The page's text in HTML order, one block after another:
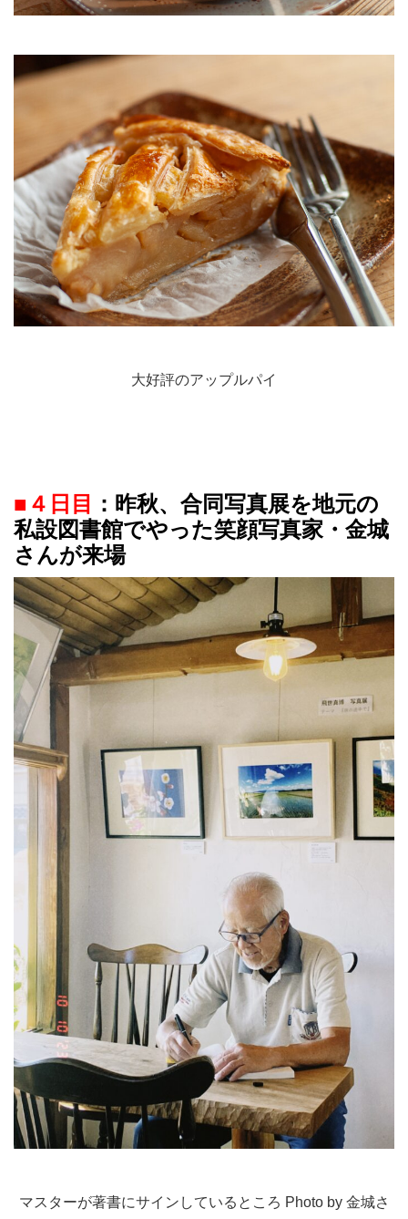
大好評のアップルパイ
■４日目 ：昨秋、合同写真展を地元の
私設図書館でやった笑顔写真家・金城
さんが来場
マスターが著書にサインしているところ Photo by 金城さ